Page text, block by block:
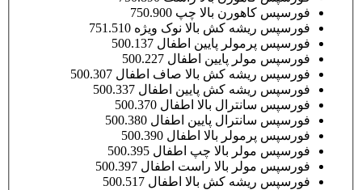
فورسپس کاهورن بالا چپ 750.900
فورسپس ریشه کش بالا نوک ویژه 751.510
فورسپس پرمولر پایین اطفال 500.137
فورسپس مولر پایین اطفال 500.227
فورسپس ریشه کش بالا صاف اطفال 500.307
فورسپس ریشه کش پایین اطفال 500.337
فورسپس سانترال بالا اطفال 500.370
فورسپس سانترال پایین اطفال 500.380
فورسپس پرمولر بالا اطفال 500.390
فورسپس مولر بالا چپ اطفال 500.395
فورسپس مولر بالا راست اطفال 500.397
فورسپس ریشه کش بالا اطفال 500.517